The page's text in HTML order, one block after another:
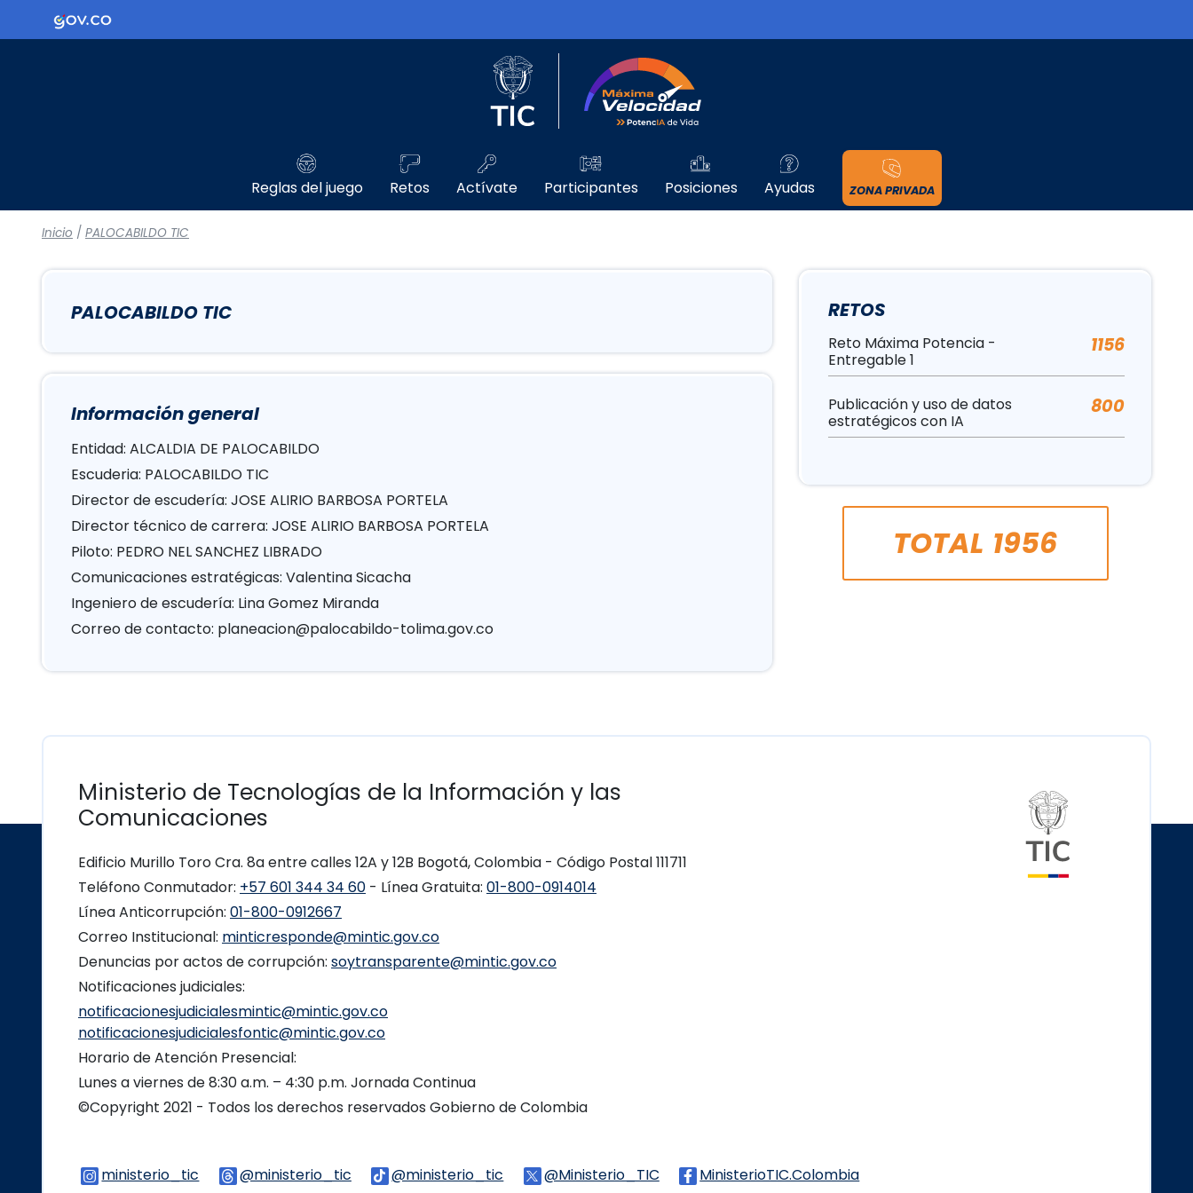
Logo Gobierno de Colombia
Logo del Ministerio TIC
Reglas del juego Retos Actívate Participantes Posiciones Ayudas ZONA PRIVADA
Inicio / PALOCABILDO TIC
PALOCABILDO TIC
Información general
Entidad: ALCALDIA DE PALOCABILDO
Escuderia: PALOCABILDO TIC
Director de escudería: JOSE ALIRIO BARBOSA PORTELA
Director técnico de carrera: JOSE ALIRIO BARBOSA PORTELA
Piloto: PEDRO NEL SANCHEZ LIBRADO
Comunicaciones estratégicas: Valentina Sicacha
Ingeniero de escudería: Lina Gomez Miranda
Correo de contacto: planeacion@palocabildo-tolima.gov.co
RETOS
Reto Máxima Potencia -
Entregable 1
1156
Publicación y uso de datos
estratégicos con IA
800
TOTAL 1956
Ministerio de Tecnologías de la Información y las
Comunicaciones
Edificio Murillo Toro Cra. 8a entre calles 12A y 12B Bogotá, Colombia - Código Postal 111711
Teléfono Conmutador: +57 601 344 34 60 - Línea Gratuita: 01-800-0914014
Línea Anticorrupción: 01-800-0912667
Correo Institucional: minticresponde@mintic.gov.co
Denuncias por actos de corrupción: soytransparente@mintic.gov.co
Notificaciones judiciales:
notificacionesjudicialesmintic@mintic.gov.co
notificacionesjudicialesfontic@mintic.gov.co
Horario de Atención Presencial:
Lunes a viernes de 8:30 a.m. – 4:30 p.m. Jornada Continua
©Copyright 2021 - Todos los derechos reservados Gobierno de Colombia
ministerio_tic Logo Instagram
@ministerio_tic Logo Threads
@ministerio_tic Logo Tiktok
@Ministerio_TIC Logo Twitter
MinisterioTIC.Colombia